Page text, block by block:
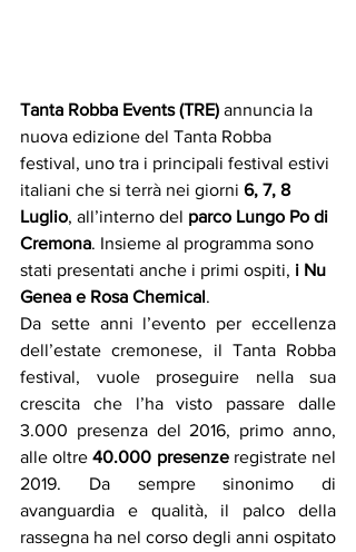
Tanta Robba Events (TRE) annuncia la
nuova edizione del Tanta Robba
festival, uno tra i principali festival estivi
italiani che si terrà nei giorni 6, 7, 8
Luglio, all’interno del parco Lungo Po di
Cremona. Insieme al programma sono
stati presentati anche i primi ospiti, i Nu
Genea e Rosa Chemical.
Da sette anni l’evento per eccellenza
dell’estate cremonese, il Tanta Robba
festival, vuole proseguire nella sua
crescita che l’ha visto passare dalle
3.000 presenza del 2016, primo anno,
alle oltre 40.000 presenze registrate nel
2019. Da sempre sinonimo di
avanguardia e qualità, il palco della
rassegna ha nel corso degli anni ospitato